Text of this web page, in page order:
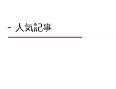
人気記事